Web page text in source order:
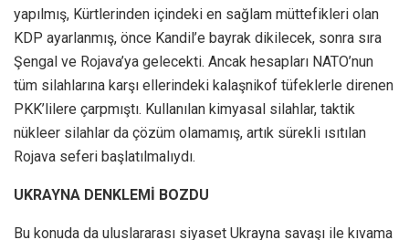
yapılmış, Kürtlerinden içindeki en sağlam müttefikleri olan
KDP ayarlanmış, önce Kandil’e bayrak dikilecek, sonra sıra
Şengal ve Rojava’ya gelecekti. Ancak hesapları NATO’nun
tüm silahlarına karşı ellerindeki kalaşnikof tüfeklerle direnen
PKK’lilere çarpmıştı. Kullanılan kimyasal silahlar, taktik
nükleer silahlar da çözüm olamamış, artık sürekli ısıtılan
Rojava seferi başlatılmalıydı.
UKRAYNA DENKLEMİ BOZDU
Bu konuda da uluslararası siyaset Ukrayna savaşı ile kıvama